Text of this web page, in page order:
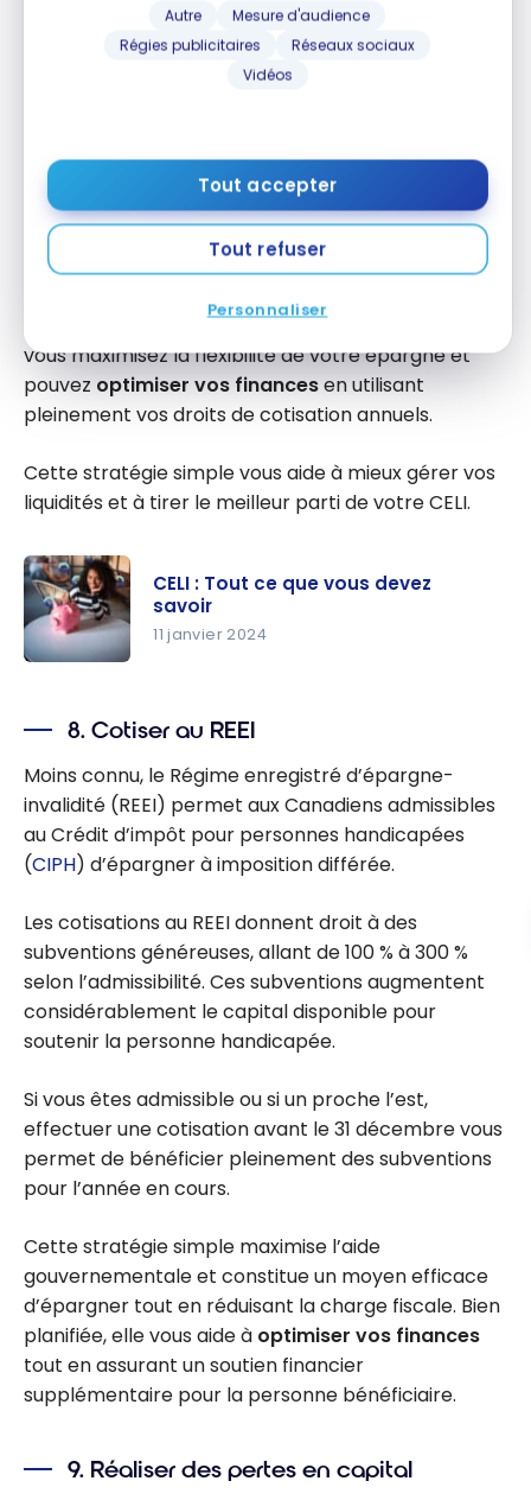
Autre
Mesure d'audience
Régies publicitaires
Réseaux sociaux
Vidéos
Tout accepter
Tout refuser
Personnaliser
faire avant le 31 décembre 2025 permet de
Cette approche vous donne la possibilité de
remettre l’argent dans votre CELI rapidement et de
continuer à faire croître vos placements à l’abri de
l’impôt.
En planifiant ainsi vos retraits et vos cotisations,
vous maximisez la flexibilité de votre épargne et
pouvez optimiser vos financesen utilisant
pleinement vos droits de cotisation annuels.
Cette stratégie simple vous aide à mieux gérer vos
liquidités et à tirer le meilleur parti de votre CELI.
vous devez
savoir
CELI : Tout ce que vous devez
savoir
11 janvier 2024
8. Cotiser au REEI
Moins connu, le Régime enregistré d’épargne-
invalidité (REEI) permet aux Canadiens admissibles
au Crédit d’impôt pour personnes handicapées
(CIPH) d’épargner à imposition différée.
Les cotisations au REEI donnent droit à des
subventions généreuses, allant de 100 % à 300 %
selon l’admissibilité. Ces subventions augmentent
considérablement le capital disponible pour
soutenir la personne handicapée.
Si vous êtes admissible ou si un proche l’est,
effectuer une cotisation avant le 31 décembre vous
permet de bénéficier pleinement des subventions
pour l’année en cours.
Cette stratégie simple maximise l’aide
gouvernementale et constitue un moyen efficace
d’épargner tout en réduisant la charge fiscale. Bien
planifiée, elle vous aide à optimiser vos finances
tout en assurant un soutien financier
supplémentaire pour la personne bénéficiaire.
9. Réaliser des pertes en capital